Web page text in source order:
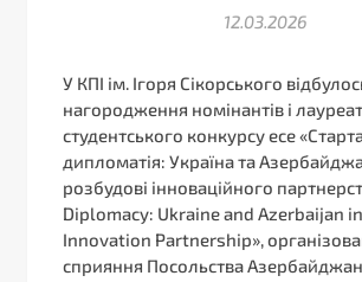
12.03.2026
У КПІ ім. Ігоря Сікорського
нагородження номінантів і
студентського конкурсу есе
дипломатія: Україна та
розбудові інноваційного
Diplomacy: Ukraine and Azerbaijan
Innovation Partnership»,
сприяння Посольства